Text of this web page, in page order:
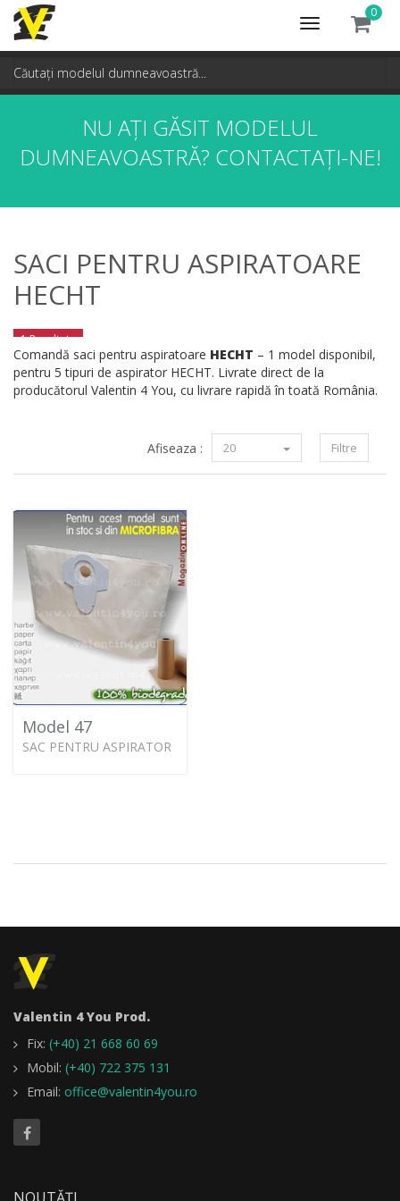
Toggle
navigation
0
NU AȚI GĂSIT MODELUL
DUMNEAVOASTRĂ? CONTACTAȚI-NE!
SACI PENTRU ASPIRATOARE
HECHT
1 Rezultate
Comandă saci pentru aspiratoare HECHT – 1 model disponibil,
pentru 5 tipuri de aspirator HECHT. Livrate direct de la
producătorul Valentin 4 You, cu livrare rapidă în toată România.
Filtre
Afiseaza : 20
Model 47
SAC PENTRU ASPIRATOR
Valentin 4 You Prod.
Fix: (+40) 21 668 60 69
Mobil: (+40) 722 375 131
Email: office@valentin4you.ro
NOUTĂȚI